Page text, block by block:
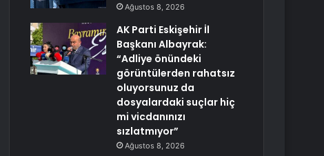
Ağustos 8, 2026
AK Parti Eskişehir İl
Başkanı Albayrak:
“Adliye önündeki
görüntülerden rahatsız
oluyorsunuz da
dosyalardaki suçlar hiç
mi vicdanınızı
sızlatmıyor”
Ağustos 8, 2026